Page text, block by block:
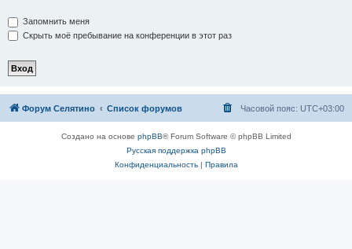
Запомнить меня
Скрыть моё пребывание на конференции в этот раз
Форум Селятино Список форумов Часовой пояс: UTC+03:00
Создано на основе phpBB® Forum Software © phpBB Limited
Русская поддержка phpBB
Конфиденциальность| Правила